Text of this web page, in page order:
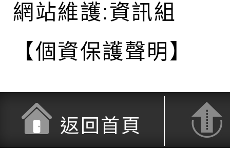
網站維護:資訊組
【個資保護聲明】
返回首頁